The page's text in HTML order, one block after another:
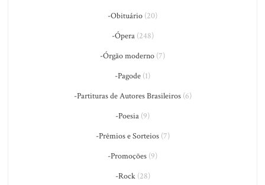
-Obituário (20)
-Ópera(248)
-Órgão moderno (7)
-Pagode (1)
-Partituras de Autores Brasileiros(6)
-Poesia (9)
-Prêmios e Sorteios(7)
-Promoções (9)
-Rock(28)